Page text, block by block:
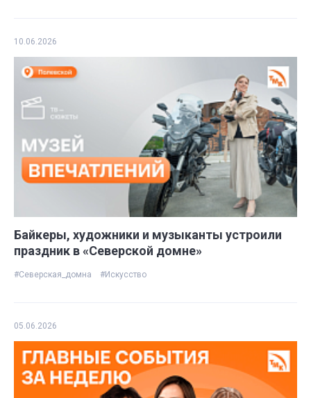
10.06.2026
Байкеры, художники и музыканты устроили
праздник в «Северской домне»
#Северская_домна #Искусство
05.06.2026